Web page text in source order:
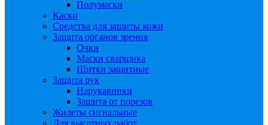
Полумаски
Каски
Средства для защиты кожи
Защита органов зрения
Очки
Маски сварщика
Щитки защитные
Защита рук
Нарукавники
Защита от порезов
Жилеты сигнальные
Для высотных работ